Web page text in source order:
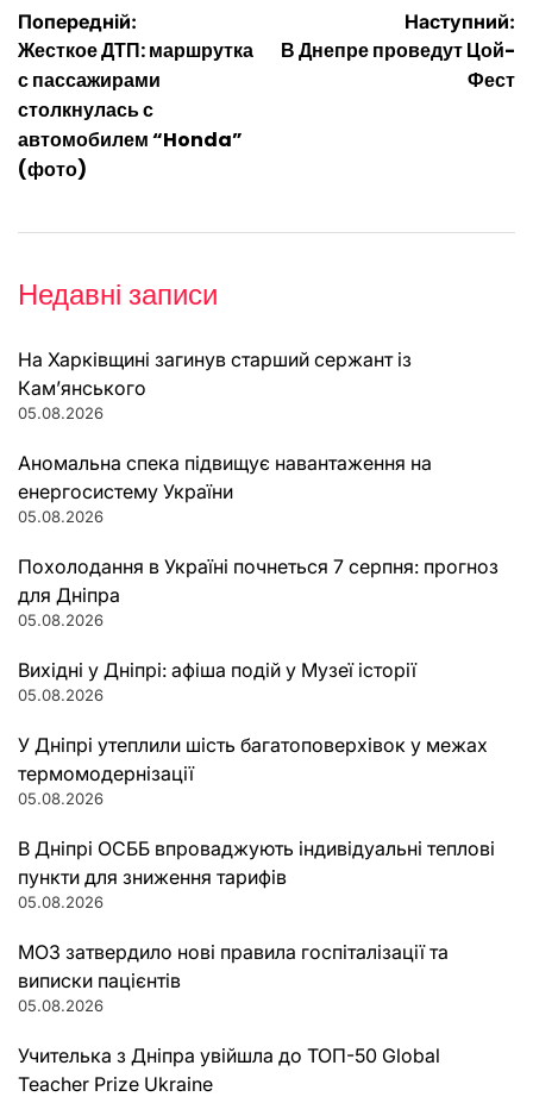
Навігація
записів
Попередній:
Жесткое ДТП: маршрутка
с пассажирами
столкнулась с
автомобилем “Honda”
(фото)
Наступний:
В Днепре проведут Цой-
Фест
Недавні записи
На Харківщині загинув старший сержант із
Кам’янського
05.08.2026
Аномальна спека підвищує навантаження на
енергосистему України
05.08.2026
Похолодання в Україні почнеться 7 серпня: прогноз
для Дніпра
05.08.2026
Вихідні у Дніпрі: афіша подій у Музеї історії
05.08.2026
У Дніпрі утеплили шість багатоповерхівок у межах
термомодернізації
05.08.2026
В Дніпрі ОСББ впроваджують індивідуальні теплові
пункти для зниження тарифів
05.08.2026
МОЗ затвердило нові правила госпіталізації та
виписки пацієнтів
05.08.2026
Учителька з Дніпра увійшла до ТОП-50 Global
Teacher Prize Ukraine